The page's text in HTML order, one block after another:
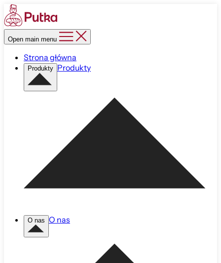
Open main menu
Strona główna
Produkty Produkty
O nas O nas